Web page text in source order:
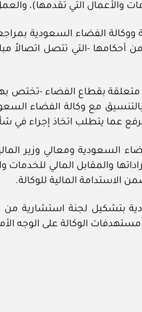
والأعمال التي تقدمها)،
الفضاء السعودية
أحكامها -التي تتصل اتصالاً
بقطاع الفضاء -تختص بها
مع وكالة الفضاء
عما يتطلب اتخاذ إجراء في
السعودية ومعالي وزير
والمقابل المالي
بتشكيل لجنة استشارية
الوكالة على الوجه